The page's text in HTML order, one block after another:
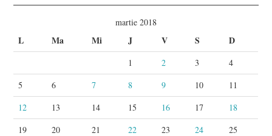
martie 2018
L Ma Mi J V S D
1 2 3
4
5
6 7 8 9 10
11
12
13 14 15 16 17
18
19
20 21 22 23 24 25